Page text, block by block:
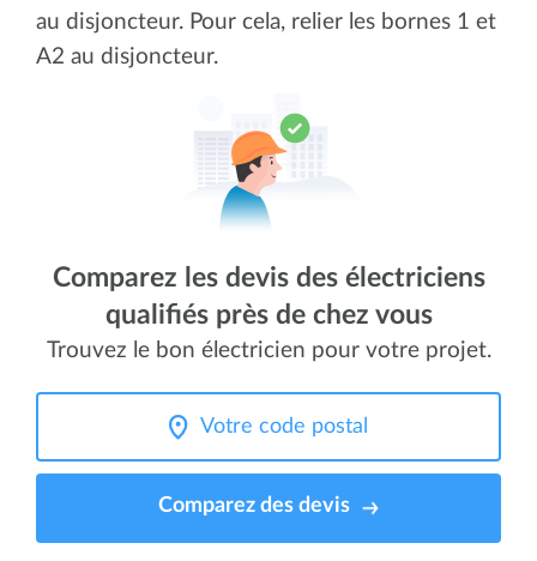
au disjoncteur. Pour cela, relier les bornes 1 et
A2 au disjoncteur.
Comparez les devis des électriciens
qualifiés près de chez vous
Trouvez le bon électricien pour votre projet.
Comparez des devis